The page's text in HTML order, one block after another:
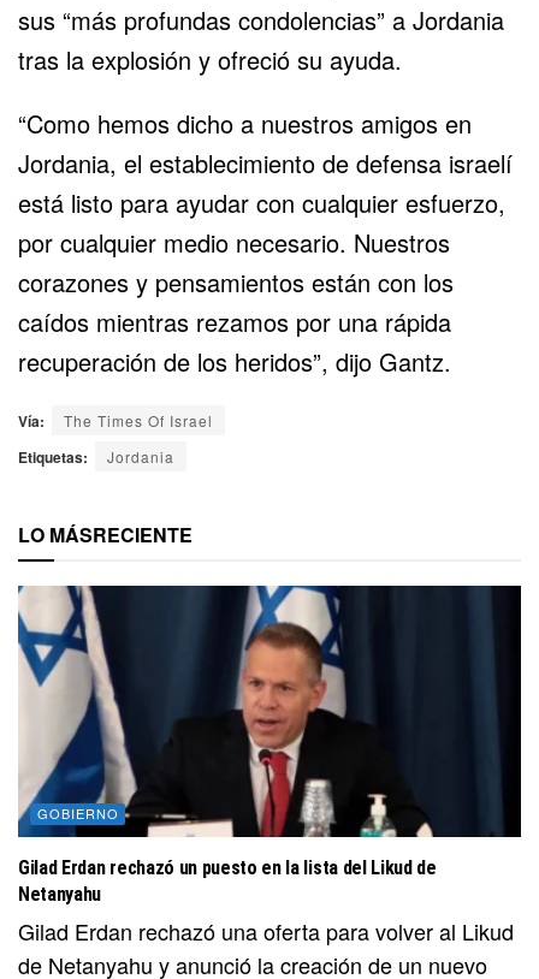
sus “más profundas condolencias” a Jordania
tras la explosión y ofreció su ayuda.
“Como hemos dicho a nuestros amigos en
Jordania, el establecimiento de defensa israelí
está listo para ayudar con cualquier esfuerzo,
por cualquier medio necesario. Nuestros
corazones y pensamientos están con los
caídos mientras rezamos por una rápida
recuperación de los heridos”, dijo Gantz.
Vía: The Times Of Israel
Etiquetas: Jordania
LO MÁSRECIENTE
GOBIERNO
Gilad Erdan rechazó un puesto en la lista del Likud de
Netanyahu
Gilad Erdan rechazó una oferta para volver al Likud
de Netanyahu y anunció la creación de un nuevo